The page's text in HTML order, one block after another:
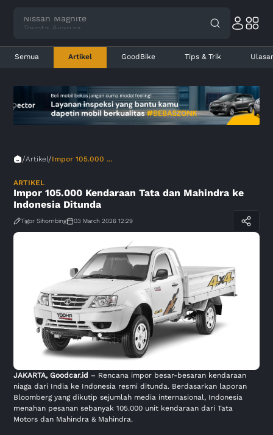
Toyota Avanza
Semua Artikel GoodBike Tips & Trik
/Artikel/Impor 105.000 ...
ARTIKEL
Impor 105.000 Kendaraan Tata dan Mahindra ke
Indonesia Ditunda
Tigor Sihombing 03 March 2026 12:29
JAKARTA, Goodcar.id – Rencana impor besar-besaran kendaraan
niaga dari India ke Indonesia resmi ditunda. Berdasarkan laporan
Bloomberg yang dikutip sejumlah media internasional, Indonesia
menahan pesanan sebanyak 105.000 unit kendaraan dari Tata
Motors dan Mahindra & Mahindra.